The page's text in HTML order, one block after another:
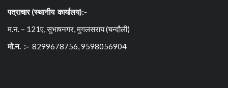
पत्राचार (स्थानीय कार्यालय):-
म.न. – 121ए, सुभाषनगर, मुगलसराय (चन्दौली)
मो.न. :- 8299678756, 9598056904